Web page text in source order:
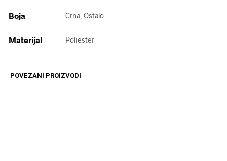
Boja Crna, Ostalo
Materijal Poliester
POVEZANI PROIZVODI